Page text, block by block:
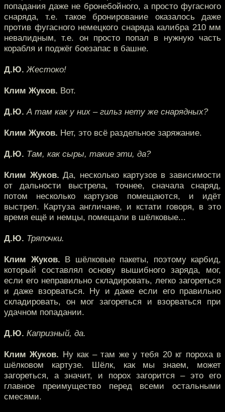
попадания даже не бронебойного, а просто фугасного
снаряда, т.е. такое бронирование оказалось даже
против фугасного немецкого снаряда калибра 210 мм
невалидным, т.е. он просто попал в нужную часть
корабля и поджёг боезапас в башне.
Д.Ю. Жестоко!
Клим Жуков. Вот.
Д.Ю. А там как у них – гильз нету же снарядных?
Клим Жуков. Нет, это всё раздельное заряжание.
Д.Ю. Там, как сыры, такие эти, да?
Клим Жуков. Да, несколько картузов в зависимости
от дальности выстрела, точнее, сначала снаряд,
потом несколько картузов помещаются, и идёт
выстрел. Картуза англичане, и кстати говоря, в это
время ещё и немцы, помещали в шёлковые...
Д.Ю. Тряпочки.
Клим Жуков. В шёлковые пакеты, поэтому карбид,
который составлял основу вышибного заряда, мог,
если его неправильно складировать, легко загореться
и даже взорваться. Ну и даже если его правильно
складировать, он мог загореться и взорваться при
удачном попадании.
Д.Ю. Капризный, да.
Клим Жуков. Ну как – там же у тебя 20 кг пороха в
шёлковом картузе. Шёлк, как мы знаем, может
загореться, а значит, и порох загорится – это его
главное преимущество перед всеми остальными
смесями.